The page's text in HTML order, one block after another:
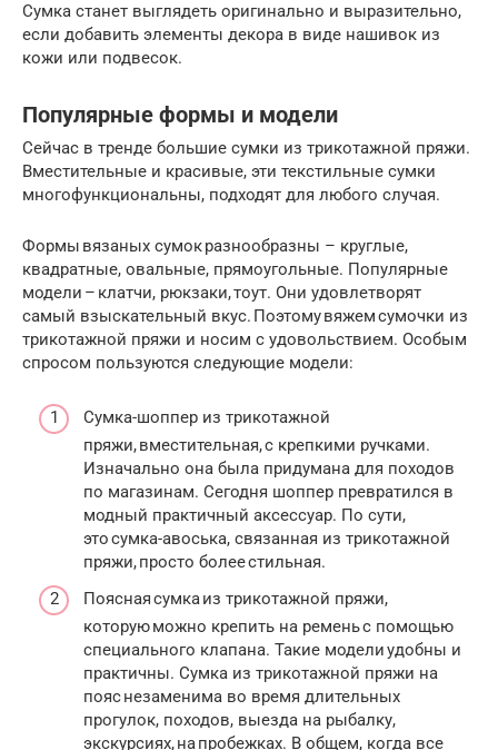
Сумка станет выглядеть оригинально и выразительно,
если добавить элементы декора в виде нашивок из
кожи или подвесок.
Популярные формы и модели
Сейчас в тренде большие сумки из трикотажной пряжи.
Вместительные и красивые, эти текстильные сумки
многофункциональны, подходят для любого случая.
Формы вязаных сумок разнообразны – круглые,
квадратные, овальные, прямоугольные. Популярные
модели – клатчи, рюкзаки, тоут. Они удовлетворят
самый взыскательный вкус. Поэтому вяжем сумочки из
трикотажной пряжи и носим с удовольствием. Особым
спросом пользуются следующие модели:
Сумка-шоппер из трикотажной
пряжи, вместительная, с крепкими ручками.
Изначально она была придумана для походов
по магазинам. Сегодня шоппер превратился в
модный практичный аксессуар. По сути,
это сумка-авоська, связанная из трикотажной
пряжи, просто более стильная.
Поясная сумка из трикотажной пряжи,
которую можно крепить на ремень с помощью
специального клапана. Такие модели удобны и
практичны. Сумка из трикотажной пряжи на
пояс незаменима во время длительных
прогулок, походов, выезда на рыбалку,
экскурсиях, на пробежках. В общем, когда все